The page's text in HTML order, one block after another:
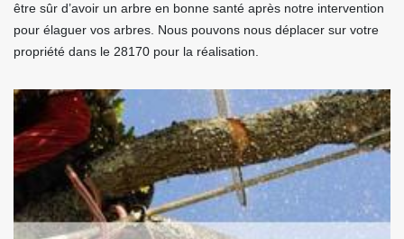
être sûr d’avoir un arbre en bonne santé après notre intervention
pour élaguer vos arbres. Nous pouvons nous déplacer sur votre
propriété dans le 28170 pour la réalisation.